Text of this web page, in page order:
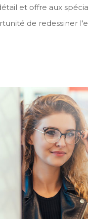
et offre aux
de redessiner